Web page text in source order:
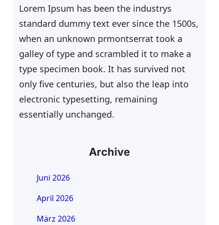
Lorem Ipsum has been the industrys
standard dummy text ever since the 1500s,
when an unknown prmontserrat took a
galley of type and scrambled it to make a
type specimen book. It has survived not
only five centuries, but also the leap into
electronic typesetting, remaining
essentially unchanged.
Archive
Juni 2026
April 2026
März 2026